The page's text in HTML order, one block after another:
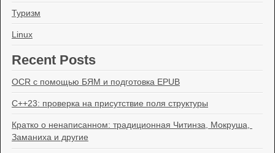
Туризм
Linux
Recent Posts
OCR с помощью БЯМ и подготовка EPUB
C++23: проверка на присутствие поля структуры
Кратко о ненаписанном: традиционная Читинза, Мокруша,
Заманиха и другие